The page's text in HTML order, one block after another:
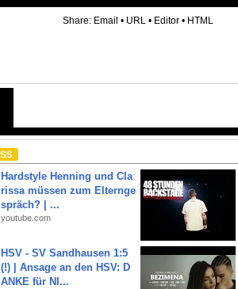
Share: Email • URL • Editor • HTML
Hardstyle Henning und Cla
rissa müssen zum Elternge
spräch? | ...
youtube.com
HSV - SV Sandhausen 1:5
(!) | Ansage an den HSV: D
ANKE für NI...